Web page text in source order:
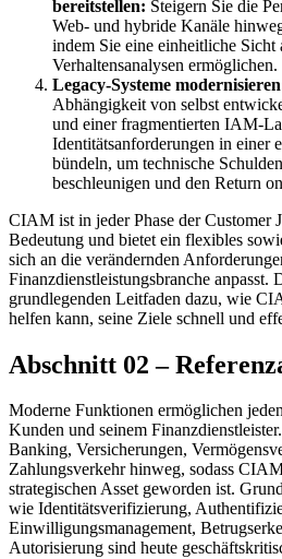
bereitstellen: Steigern Sie die
Web- und hybride Kanäle
indem Sie eine einheitliche
Verhaltensanalysen ermöglichen.
Legacy-Systeme
Abhängigkeit von selbst
und einer fragmentierten IAM-
Identitätsanforderungen in einer
bündeln, um technische
beschleunigen und den Return
CIAM ist in jeder Phase der Customer
Bedeutung und bietet ein flexibles
sich an die verändernden
Finanzdienstleistungsbranche anpasst.
grundlegenden Leitfaden dazu, wie
helfen kann, seine Ziele schnell und
Abschnitt 02 –
Moderne Funktionen ermöglichen
Kunden und seinem
Banking, Versicherungen,
Zahlungsverkehr hinweg, sodass
strategischen Asset geworden ist.
wie Identitätsverifizierung,
Einwilligungsmanagement,
Autorisierung sind heute